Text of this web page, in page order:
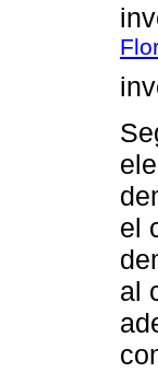
el
al